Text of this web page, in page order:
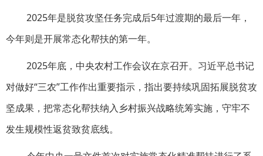
2025年是脱贫攻坚任务完成后5年过渡期的最后一年，
今年则是开展常态化帮扶的第一年。
2025年底，中央农村工作会议在京召开。习近平总书记
对做好“三农”工作作出重要指示，指出要持续巩固拓展脱贫攻
坚成果，把常态化帮扶纳入乡村振兴战略统筹实施，守牢不
发生规模性返贫致贫底线。